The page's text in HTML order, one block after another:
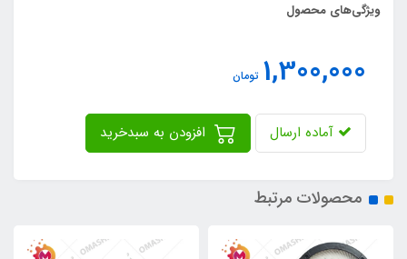
ویژگی‌های محصول
1,300,000 تومان
آماده ارسال
محصولات مرتبط